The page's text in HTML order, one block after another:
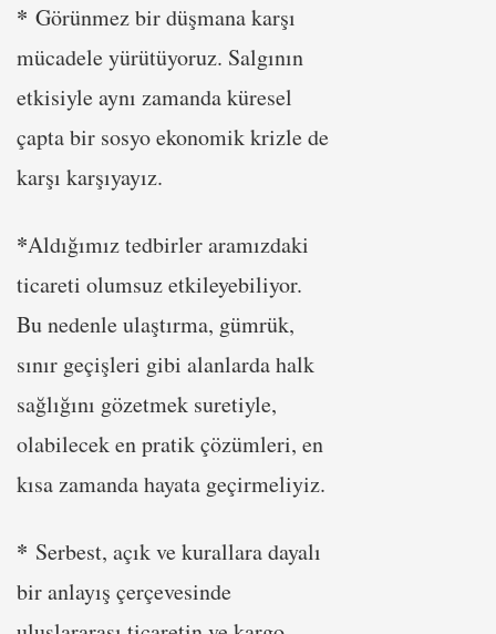
* Görünmez bir düşmana karşı
mücadele yürütüyoruz. Salgının
etkisiyle aynı zamanda küresel
çapta bir sosyo ekonomik krizle de
karşı karşıyayız.
*Aldığımız tedbirler aramızdaki
ticareti olumsuz etkileyebiliyor.
Bu nedenle ulaştırma, gümrük,
sınır geçişleri gibi alanlarda halk
sağlığını gözetmek suretiyle,
olabilecek en pratik çözümleri, en
kısa zamanda hayata geçirmeliyiz.
* Serbest, açık ve kurallara dayalı
bir anlayış çerçevesinde